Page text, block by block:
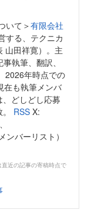
いて＞有限会社
する、テクニカ
山田祥寛）。主
執筆、翻訳、
2026年時点での
在も執筆メンバ
どしどし応募
RSS X:
メンバーリスト）
近の記事の寄稿時点で